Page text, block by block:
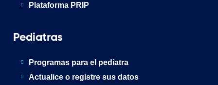
Plataforma PRIP
Pediatras
Programas para el pediatra
Actualice o registre sus datos